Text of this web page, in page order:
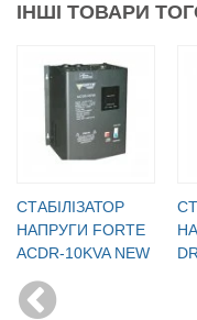
ІНШІ ТОВАРИ
CТАБІЛІЗАТОР
НАПРУГИ FORTE
ACDR-10KVA NEW